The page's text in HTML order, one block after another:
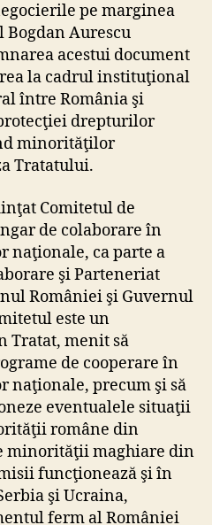
pe marginea
Aurescu
acestui document
la cadrul instituţional
între România şi
drepturilor
minorităţilor
Tratatului.
Comitetul de
de colaborare în
ca parte a
şi Parteneriat
României şi Guvernul
este un
Tratat, menit să
de cooperare în
precum şi să
eventualele situaţii
române din
minorităţii maghiare din
funcţionează şi în
şi Ucraina,
ferm al României